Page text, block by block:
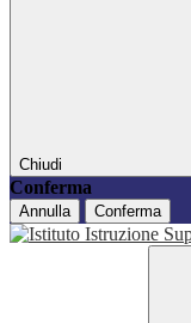
Chiudi
Conferma
Annulla Conferma